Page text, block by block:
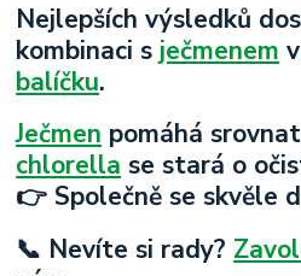
Nejlepších výsledků
kombinaci s ječmenem
balíčku.
Ječmen pomáhá
chlorella se stará o
👉 Společně se skvěle
📞 Nevíte si rady?